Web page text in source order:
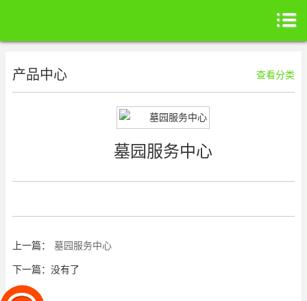
产品中心 查看分类
墓园服务中心
上一篇： 墓园服务中心
下一篇：没有了